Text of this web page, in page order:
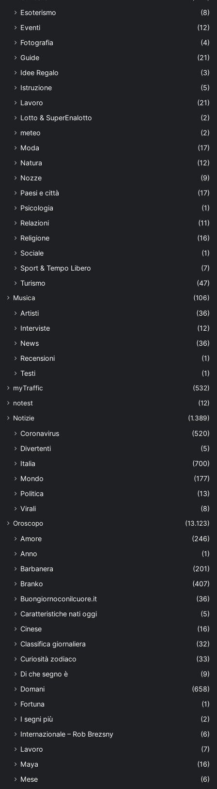
Esoterismo
(8)
Eventi
(12)
Fotografia
(4)
Guide
(21)
Idee Regalo
(3)
Istruzione
(5)
Lavoro
(21)
Lotto & SuperEnalotto
(2)
meteo
(2)
Moda
(17)
Natura
(12)
Nozze
(9)
Paesi e città
(17)
Psicologia
(1)
Relazioni
(11)
Religione
(16)
Sociale
(1)
Sport & Tempo Libero
(7)
Turismo
(47)
Musica (106)
Artisti
(36)
Interviste
(12)
News
(36)
Recensioni
(1)
Testi
(1)
myTraffic
(532)
notest
(12)
Notizie
(1.389)
Coronavirus
(520)
Divertenti
(5)
Italia
(700)
Mondo
(177)
Politica
(13)
Virali
(8)
Oroscopo (13.123)
Amore
(246)
Anno
(1)
Barbanera
(201)
Branko
(407)
Buongiornoconilcuore.it
(36)
Caratteristiche nati oggi
(5)
Cinese
(16)
Classifica giornaliera
(32)
Curiosità zodiaco
(33)
Di che segno è
(9)
Domani
(658)
Fortuna
(1)
I segni più
(2)
Internazionale – Rob Brezsny
(6)
Lavoro
(7)
Maya
(16)
Mese
(6)